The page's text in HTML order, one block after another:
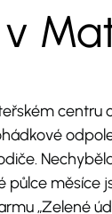
v
centru
půlce
„Zelené